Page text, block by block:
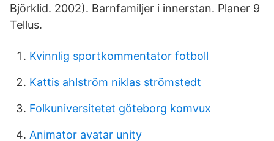
Björklid. 2002). Barnfamiljer i innerstan. Planer 9
Tellus.
Kvinnlig sportkommentator fotboll
Kattis ahlström niklas strömstedt
Folkuniversitetet göteborg komvux
Animator avatar unity